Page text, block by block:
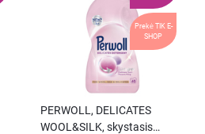
Prekė TIK E-
SHOP
PERWOLL, DELICATES
WOOL&SILK, skystasis